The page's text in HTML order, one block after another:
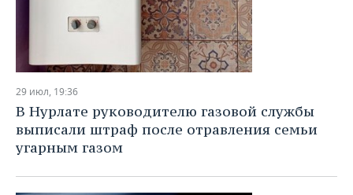
29 июл, 19:36
В Нурлате руководителю газовой службы
выписали штраф после отравления семьи
угарным газом